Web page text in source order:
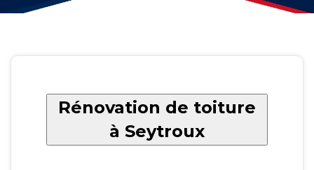
Rénovation de toiture
à Seytroux